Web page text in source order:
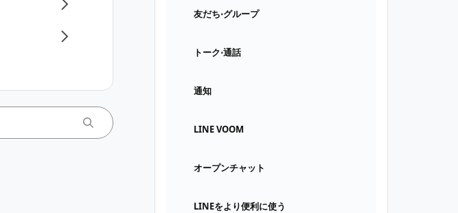
友だち⋅グループ
トーク⋅通話
通知
LINE VOOM
オープンチャット
LINEをより便利に使う